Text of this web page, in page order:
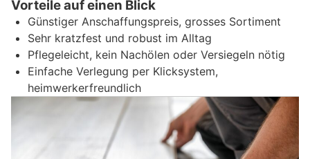
Vorteile auf einen Blick
Günstiger Anschaffungspreis, grosses Sortiment
Sehr kratzfest und robust im Alltag
Pflegeleicht, kein Nachölen oder Versiegeln nötig
Einfache Verlegung per Klicksystem,
heimwerkerfreundlich